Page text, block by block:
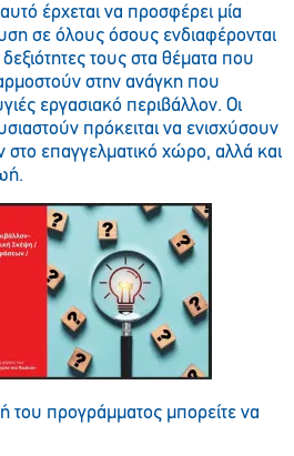
έρχεται να προσφέρει μία
σε όλους όσους ενδιαφέρονται
τους στα θέματα που
στην ανάγκη που
εργασιακό περιβάλλον. Οι
πρόκειται να ενισχύσουν
στο επαγγελματικό χώρο, αλλά και
του προγράμματος μπορείτε να